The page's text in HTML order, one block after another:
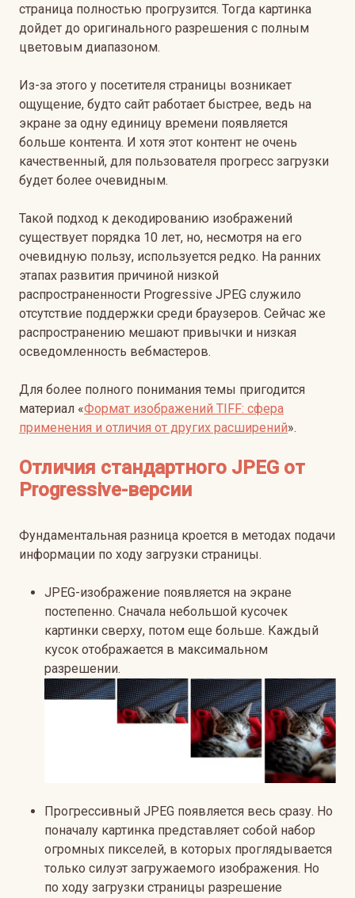
страница полностью прогрузится. Тогда картинка
дойдет до оригинального разрешения с полным
цветовым диапазоном.
Из-за этого у посетителя страницы возникает
ощущение, будто сайт работает быстрее, ведь на
экране за одну единицу времени появляется
больше контента. И хотя этот контент не очень
качественный, для пользователя прогресс загрузки
будет более очевидным.
Такой подход к декодированию изображений
существует порядка 10 лет, но, несмотря на его
очевидную пользу, используется редко. На ранних
этапах развития причиной низкой
распространенности Progressive JPEG служило
отсутствие поддержки среди браузеров. Сейчас же
распространению мешают привычки и низкая
осведомленность вебмастеров.
Для более полного понимания темы пригодится
материал «Формат изображений TIFF: сфера
применения и отличия от других расширений».
Отличия стандартного JPEG от
Progressive-версии
Фундаментальная разница кроется в методах подачи
информации по ходу загрузки страницы.
JPEG-изображение появляется на экране
постепенно. Сначала небольшой кусочек
картинки сверху, потом еще больше. Каждый
кусок отображается в максимальном
разрешении.
Прогрессивный JPEG появляется весь сразу. Но
поначалу картинка представляет собой набор
огромных пикселей, в которых проглядывается
только силуэт загружаемого изображения. Но
по ходу загрузки страницы разрешение